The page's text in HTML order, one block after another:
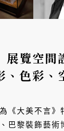
展覽空
、色彩、
事！
《大美不言》
巴黎裝飾藝術